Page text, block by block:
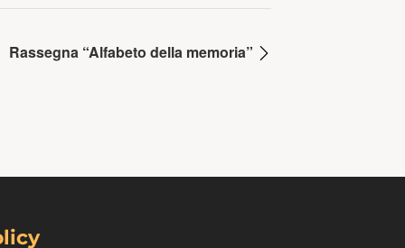
Rassegna “Alfabeto della memoria”